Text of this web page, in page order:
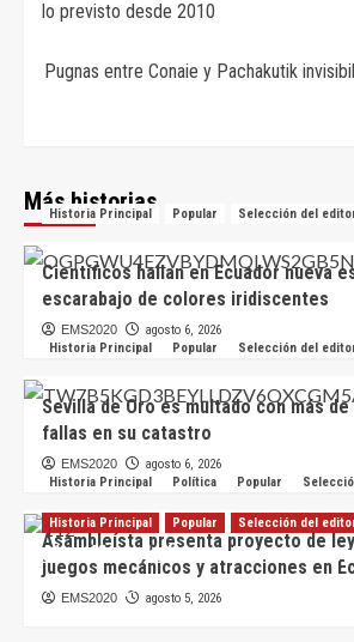
entradas
lo previsto desde 2010
Pugnas entre Conaie y Pachakutik
Más historias
Historia Principal Popular Selección del
Científicos hallan en Ecuador nueva
escarabajo de colores iridiscentes
EMS2020
agosto 6, 2026
Historia Principal
Popular Selección del
Sevilla de Oro es multado con más de
fallas en su catastro
EMS2020
agosto 6, 2026
Historia Principal
Política Popular
Asambleísta presenta proyecto de
juegos mecánicos y atracciones en
EMS2020 agosto 5, 2026
Historia Principal Popular Selección del
Científicos hallan en Ecuador
escarabajo de colores iridiscentes